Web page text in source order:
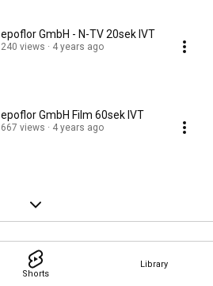
Shorts
Library
epoflor GmbH - N-TV 20sek IVT
240 views 4 years ago
epoflor GmbH Film 60sek IVT
667 views 4 years ago